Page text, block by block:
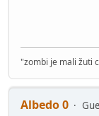
"zombi je mali žuti
Albedo 0